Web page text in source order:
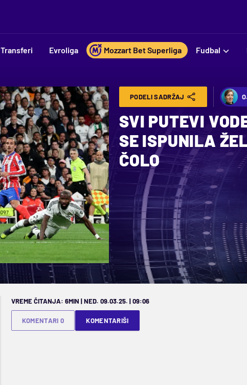
Transferi Evroliga Mozzart Bet Superliga Fudbal
PODELI SADRŽAJ
SVI PUTEVI
SE ISPUNILA
ČOLO
VREME ČITANJA: 6MIN | NED. 09.03.25. | 09:06
KOMENTARI 0 KOMENTARIŠI